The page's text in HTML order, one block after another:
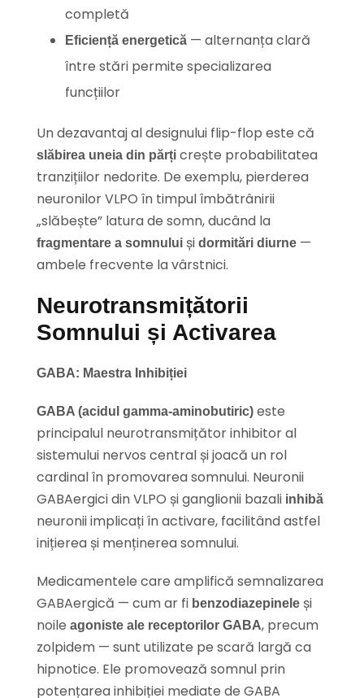
completă
Eficiență energetică — alternanța clară
între stări permite specializarea
funcțiilor
Un dezavantaj al designului flip-flop este că
slăbirea uneia din părți crește probabilitatea
tranzițiilor nedorite. De exemplu, pierderea
neuronilor VLPO în timpul îmbătrânirii
„slăbește” latura de somn, ducând la
fragmentare a somnului și dormitări diurne —
ambele frecvente la vârstnici.
Neurotransmițătorii
Somnului și Activarea
GABA: Maestra Inhibiției
GABA (acidul gamma-aminobutiric) este
principalul neurotransmițător inhibitor al
sistemului nervos central și joacă un rol
cardinal în promovarea somnului. Neuronii
GABAergici din VLPO și ganglionii bazali inhibă
neuronii implicați în activare, facilitând astfel
inițierea și menținerea somnului.
Medicamentele care amplifică semnalizarea
GABAergică — cum ar fi benzodiazepinele și
noile agoniste ale receptorilor GABA, precum
zolpidem — sunt utilizate pe scară largă ca
hipnotice. Ele promovează somnul prin
potențarea inhibiției mediate de GABA